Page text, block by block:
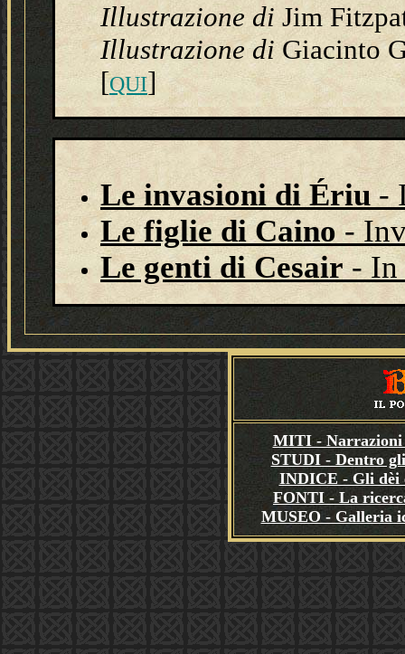
Illustrazione di Jim
IllustrazionediGiacinto
[QUI]
Le invasioni di Ériu-
Le figlie di Caino-
Le genti di Cesair- In
MITI - Narrazioni
STUDI - Dentro
INDICE - Gli dèi
FONTI - La
MUSEO - Galleria